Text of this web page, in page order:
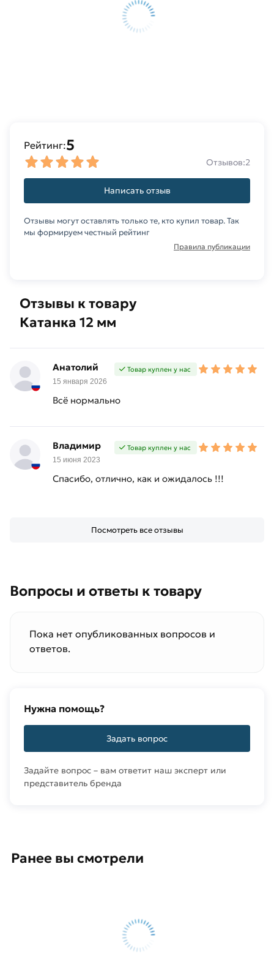
Отзывы к товару
Катанка 12 мм
Анатолий
15 января 2026
Товар куплен у нас
Всё нормально
Владимир
15 июня 2023
Товар куплен у нас
Спасибо, отлично, как и ожидалось !!!
Посмотреть все отзывы
Рейтинг:5
Отзывов:2
Написать отзыв
Отзывы могут оставлять только те, кто купил товар. Так
мы формируем честный рейтинг
Правила публикации
Вопросы и ответы к товару
Пока нет опубликованных вопросов и
ответов.
Нужна помощь?
Задать вопрос
Задайте вопрос – вам ответит наш эксперт или
представитель бренда
Ранее вы смотрели